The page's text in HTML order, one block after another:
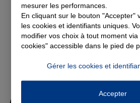
mesurer les performances.
En cliquant sur le bouton "Accepter"
les cookies et identifiants uniques.
modifier vos choix à tout moment
cookies" accessible dans le pied de
Gérer les cookies et
Accepter